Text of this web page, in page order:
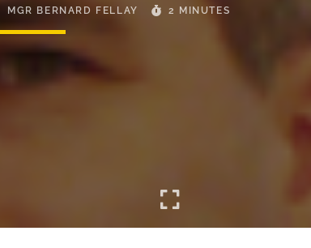
MGR BERNARD FELLAY 2 MINUTES